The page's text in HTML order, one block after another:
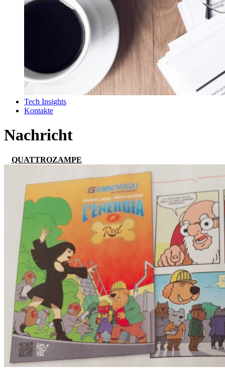
Tech Insights
Kontakte
Nachricht
QUATTROZAMPE